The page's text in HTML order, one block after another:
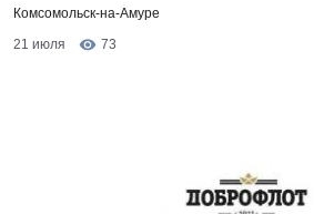
Комсомольск-на-Амуре
21 июля
73